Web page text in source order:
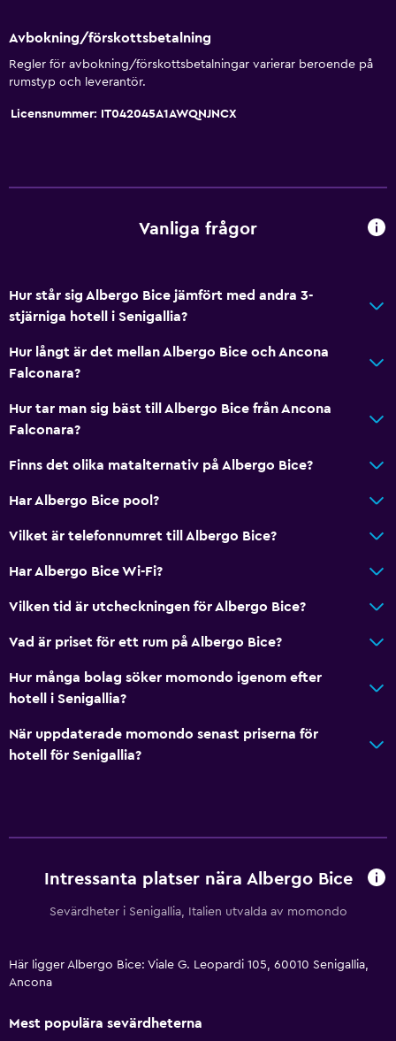
Avbokning/förskottsbetalning
Regler för avbokning/förskottsbetalningar varierar beroende på
rumstyp och leverantör.
Licensnummer: IT042045A1AWQNJNCX
Vanliga frågor
Hur står sig Albergo Bice jämfört med andra 3-
stjärniga hotell i Senigallia?
Hur långt är det mellan Albergo Bice och Ancona
Falconara?
Hur tar man sig bäst till Albergo Bice från Ancona
Falconara?
Finns det olika matalternativ på Albergo Bice?
Har Albergo Bice pool?
Vilket är telefonnumret till Albergo Bice?
Har Albergo Bice Wi-Fi?
Vilken tid är utcheckningen för Albergo Bice?
Vad är priset för ett rum på Albergo Bice?
Hur många bolag söker momondo igenom efter
hotell i Senigallia?
När uppdaterade momondo senast priserna för
hotell för Senigallia?
Intressanta platser nära Albergo Bice
Sevärdheter i Senigallia, Italien utvalda av momondo
Här ligger Albergo Bice: Viale G. Leopardi 105, 60010 Senigallia,
Ancona
Mest populära sevärdheterna